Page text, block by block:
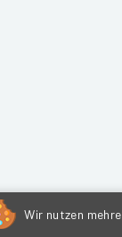
Wir nutzen